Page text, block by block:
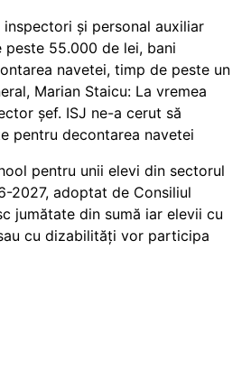
și personal auxiliar
peste 55.000 de lei, bani
navetei, timp de peste un
Marian Staicu: La vremea
șef. ISJ ne-a cerut să
pentru decontarea navetei
pentru unii elevi din sectorul
2027, adoptat de Consiliul
jumătate din sumă iar elevii cu
cu dizabilităţi vor participa